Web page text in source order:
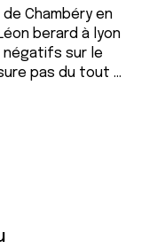
Chambéry en
berard à lyon
négatifs sur le
pas du tout ...